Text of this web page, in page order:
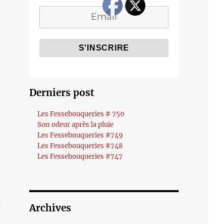
Derniers post
Les Fessebouqueries # 750
Son odeur après la pluie
Les Fessebouqueries #749
Les Fessebouqueries #748
Les Fessebouqueries #747
Archives